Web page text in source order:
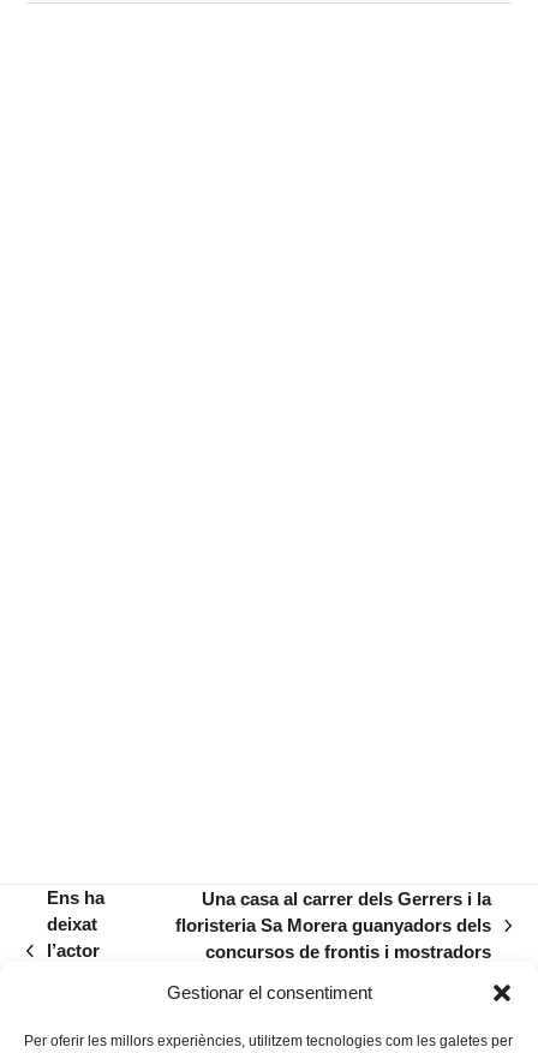
Gestionar el consentiment
Per oferir les millors experiències, utilitzem tecnologies com les galetes per
previous
Ens ha
deixat
l’actor
next
Una casa al carrer dels Gerrers i la
floristeria Sa Morera guanyadors dels
concursos de frontis i mostradors